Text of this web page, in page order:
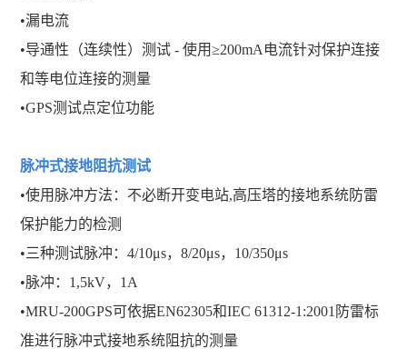
•漏电流
•导通性（连续性）测试 - 使用≥200mA电流针对保护连接
和等电位连接的测量
•GPS测试点定位功能
脉冲式接地阻抗测试
•使用脉冲方法：不必断开变电站,高压塔的接地系统防雷
保护能力的检测
•三种测试脉冲：4/10μs，8/20μs，10/350μs
•脉冲：1,5kV，1A
•MRU-200GPS可依据EN62305和IEC 61312-1:2001防雷标
准进行脉冲式接地系统阻抗的测量